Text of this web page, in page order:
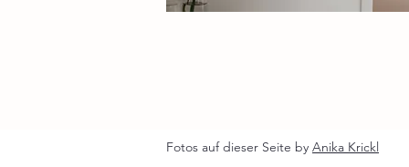
Fotos auf dieser Seite by Anika Krickl